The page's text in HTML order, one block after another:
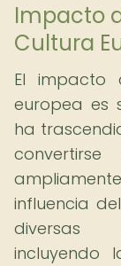
Impacto
Cultura
El impacto
europea es
ha
influencia
diversas
incluyendo